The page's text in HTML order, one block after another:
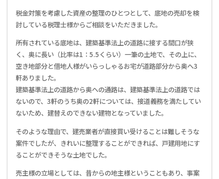
税金対策を考慮した資産の整理のひとつとして、底地の売却を検
討している税理士様からご相談をいただきました。
所有されている底地は、建築基準法上の道路に接する間口が狭
く、奥に長い（比率は1：5.5くらい）一筆の土地で、その上に、
空き地部分と借地人様がいらっしゃるお宅が道路部分から奥へ3
軒ありました。
建築基準法上の道路から奥への通路は、建築基準法上の道路では
ないので、3軒のうち奥の2軒については、接道義務を満たしてい
ないため、建替えのできない建物となっていました。
そのような理由で、建売業者が直接買い受けることは難しそうな
案件でしたが、きれいに整理することができれば、戸建用地にす
ることができそうな土地でした。
売主様の立場としては、昔からの地主様ということもあり、事案